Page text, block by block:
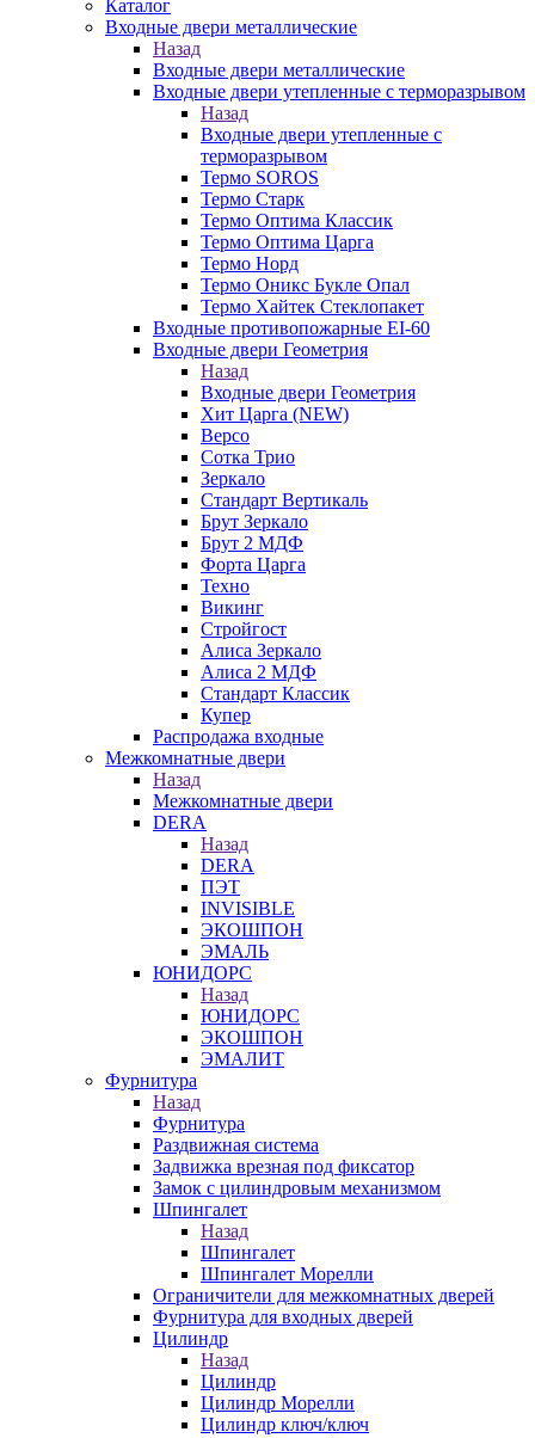
Каталог
Входные двери металлические
Назад
Входные двери металлические
Входные двери утепленные с терморазрывом
Назад
Входные двери утепленные с
терморазрывом
Термо SOROS
Термо Старк
Термо Оптима Классик
Термо Оптима Царга
Термо Норд
Термо Оникс Букле Опал
Термо Хайтек Стеклопакет
Входные противопожарные EI-60
Входные двери Геометрия
Назад
Входные двери Геометрия
Хит Царга (NEW)
Версо
Сотка Трио
Зеркало
Стандарт Вертикаль
Брут Зеркало
Брут 2 МДФ
Форта Царга
Техно
Викинг
Стройгост
Алиса Зеркало
Алиса 2 МДФ
Стандарт Классик
Купер
Распродажа входные
Межкомнатные двери
Назад
Межкомнатные двери
DERA
Назад
DERA
ПЭТ
INVISIBLE
ЭКОШПОН
ЭМАЛЬ
ЮНИДОРС
Назад
ЮНИДОРС
ЭКОШПОН
ЭМАЛИТ
Фурнитура
Назад
Фурнитура
Раздвижная система
Задвижка врезная под фиксатор
Замок с цилиндровым механизмом
Шпингалет
Назад
Шпингалет
Шпингалет Морелли
Ограничители для межкомнатных дверей
Фурнитура для входных дверей
Цилиндр
Назад
Цилиндр
Цилиндр Морелли
Цилиндр ключ/ключ